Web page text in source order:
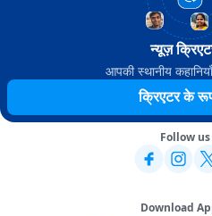
न्यूज़
आपकी स्थानीय
क्रिएटर के
Follow
Download